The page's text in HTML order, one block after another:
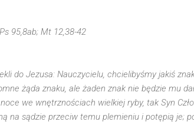
95,8ab; Mt 12,38-42
do Jezusa: Nauczycielu, chcielibyśmy jakiś
żąda znaku, ale żaden znak nie będzie mu
we wnętrznościach wielkiej ryby, tak Syn
na sądzie przeciw temu plemieniu i potępią je;